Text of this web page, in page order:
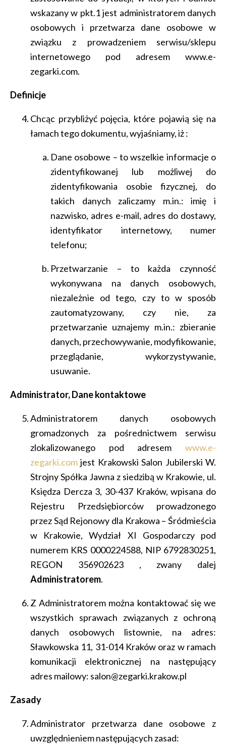
wskazany w pkt.1 jest administratorem danych
osobowych i przetwarza dane osobowe w
związku z prowadzeniem serwisu/sklepu
internetowego pod adresem www.e-
zegarki.com.
Definicje
Chcąc przybliżyć pojęcia, które pojawią się na
łamach tego dokumentu, wyjaśniamy, iż :
Dane osobowe – to wszelkie informacje o
zidentyfikowanej lub możliwej do
zidentyfikowania osobie fizycznej, do
takich danych zaliczamy m.in.: imię i
nazwisko, adres e-mail, adres do dostawy,
identyfikator internetowy, numer
telefonu;
Przetwarzanie – to każda czynność
wykonywana na danych osobowych,
niezależnie od tego, czy to w sposób
zautomatyzowany, czy nie, za
przetwarzanie uznajemy m.in.: zbieranie
danych, przechowywanie, modyfikowanie,
przeglądanie, wykorzystywanie,
usuwanie.
Administrator, Dane kontaktowe
Administratorem danych osobowych
gromadzonych za pośrednictwem serwisu
zlokalizowanego pod adresem www.e-
zegarki.com jest Krakowski Salon Jubilerski W.
Strojny Spółka Jawna z siedzibą w Krakowie, ul.
Księdza Dercza 3, 30-437 Kraków, wpisana do
Rejestru Przedsiębiorców prowadzonego
przez Sąd Rejonowy dla Krakowa – Śródmieścia
w Krakowie, Wydział XI Gospodarczy pod
numerem KRS 0000224588, NIP 6792830251,
REGON 356902623 , zwany dalej
Administratorem.
Z Administratorem można kontaktować się we
wszystkich sprawach związanych z ochroną
danych osobowych listownie, na adres:
Sławkowska 11, 31-014 Kraków oraz w ramach
komunikacji elektronicznej na następujący
adres mailowy: salon@zegarki.krakow.pl
Zasady
Administrator przetwarza dane osobowe z
uwzględnieniem następujących zasad: